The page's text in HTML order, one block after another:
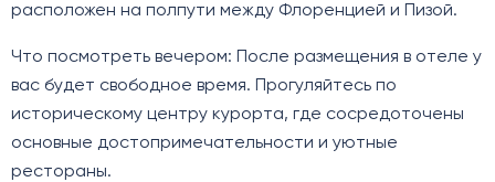
расположен на полпути между Флоренцией и Пизой.
Что посмотреть вечером: После размещения в отеле у
вас будет свободное время. Прогуляйтесь по
историческому центру курорта, где сосредоточены
основные достопримечательности и уютные
рестораны.